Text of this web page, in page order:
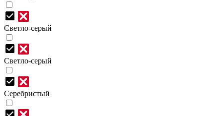
Светло-серый
Светло-серый
Серебристый